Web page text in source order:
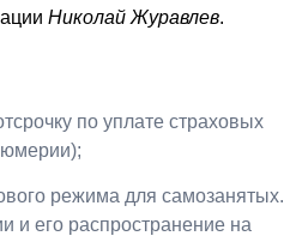
Николай Журавлев.
по уплате страховых
режима для самозанятых.
и его распространение на